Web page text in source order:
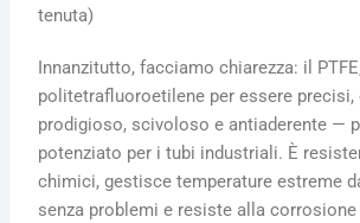
tenuta)
Innanzitutto, facciamo chiarezza: il
politetrafluoroetilene per essere precisi,
prodigioso, scivoloso e antiaderente —
potenziato per i tubi industriali. È
chimici, gestisce temperature estreme
senza problemi e resiste alla corrosione